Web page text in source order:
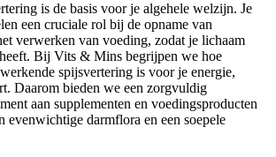
is de basis voor je algehele welzijn. Je
een cruciale rol bij de opname van
verwerken van voeding, zodat je lichaam
Bij Vits & Mins begrijpen we hoe
spijsvertering is voor je energie,
Daarom bieden we een zorgvuldig
aan supplementen en voedingsproducten
evenwichtige darmflora en een soepele